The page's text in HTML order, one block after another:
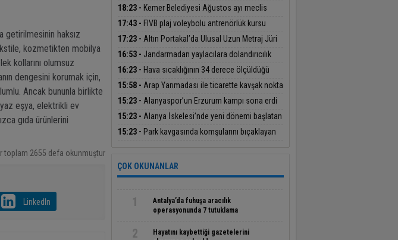
getirilmesinin haksız
kozmetikten mobilya
kollarını olumsuz
dengesini korumak için,
Ancak bununla birlikte
eşya, elektrikli ev
gıda ürünlerini
toplam 2655 defa okunmuştur
LinkedIn
yanıcı madde atıldı: O anlar kamerada
18:23 - Kemer Belediyesi Ağustos ayı meclis
toplantısında araç filosunun güçlendirilmesine
yönelik kararlar alındı
17:43 - FIVB plaj voleybolu antrenörlük kursu
Alanya’da başladı
17:23 - Altın Portakal’da Ulusal Uzun Metraj Jüri
Başkanlığı görevini Derviş Zaim yapacak
16:53 - Jandarmadan yaylacılara dolandırıcılık
uyarısı
16:23 - Hava sıcaklığının 34 derece ölçüldüğü
Antalya’da deniz suyu sıcaklığı 30 dereceyi gördü
15:58 - Arap Yarımadası ile ticarette kavşak nokta
olan Cilvegözü’nden günde bin 500 tır giriş-çıkış
yapıyor
15:23 - Alanyaspor’un Erzurum kampı sona erdi
15:23 - Alanya İskelesi’nde yeni dönemi başlatan
protokol imzalandı
15:23 - Park kavgasında komşularını bıçaklayan
ÇOK OKUNANLAR
1
Antalya’da fuhuşa aracılık
operasyonunda 7 tutuklama
2
Hayatını kaybettiği gazetelerini